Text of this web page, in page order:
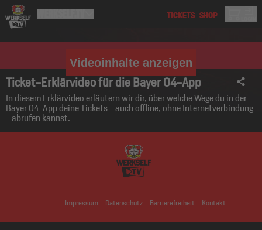
Videoinhalte anzeigen
Ticket-Erklärvideo für die Bayer 04-App
In diesem Erklärvideo erläutern wir dir, über welche Wege du in der
Bayer 04-App deine Tickets - auch offline, ohne Internetverbindung
- abrufen kannst.
Impressum Datenschutz Barrierefreiheit Kontakt